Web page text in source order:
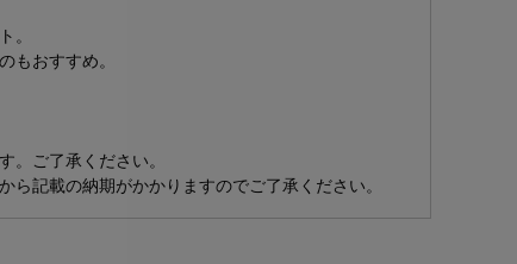
。
もおすすめ。
。ご了承ください。
記載の納期がかかりますのでご了承ください。